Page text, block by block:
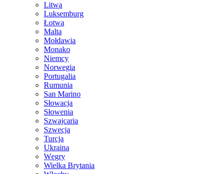
Litwa
Luksemburg
Łotwa
Malta
Mołdawia
Monako
Niemcy
Norwegia
Portugalia
Rumunia
San Marino
Słowacja
Słowenia
Szwajcaria
Szwecja
Turcja
Ukraina
Węgry
Wielka Brytania